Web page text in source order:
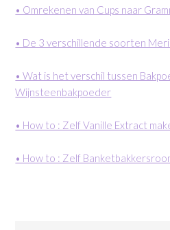
• Omrekenen van Cups naar
• De 3 verschillende soorten
• Wat is het verschil tussen
Wijnsteenbakpoeder
• How to : Zelf Vanille Extract
• How to : Zelf